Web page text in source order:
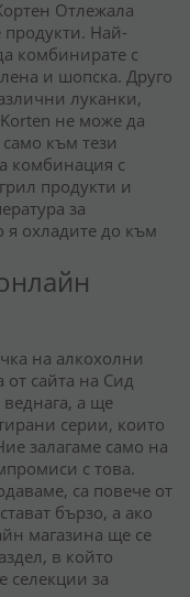
Отлежала
Най-
комбинирате с
и шопска. Друго
луканки,
не може да
към тези
комбинация с
продукти и
за
я охладите до към
на алкохолни
от сайта на Сид
а ще
серии, които
залагаме само на
с това.
са повече от
бързо, а ако
магазина ще се
в който
селекции за